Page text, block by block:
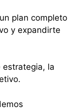
plan completo
y expandirte
estrategia, la